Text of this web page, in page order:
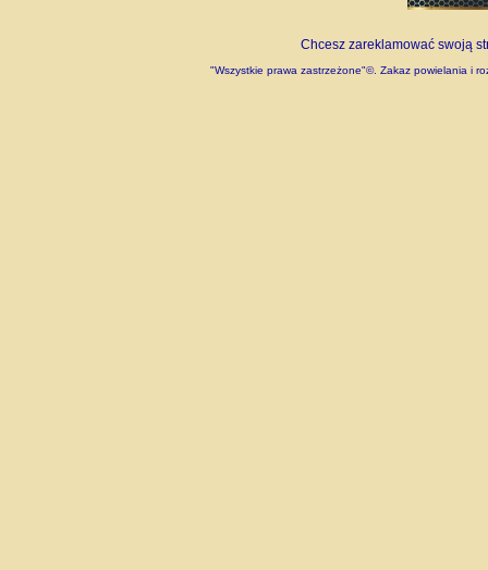
Chcesz zareklamować swoją
"Wszystkie prawa zastrzeżone"©. Zakaz powielania i